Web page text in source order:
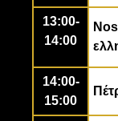
13:00-
14:00
14:00-
15:00